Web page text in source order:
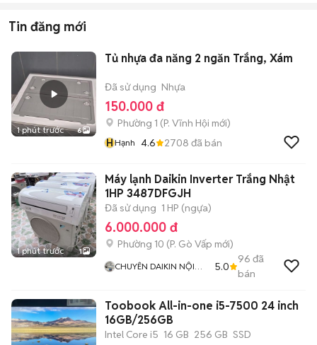
Tin đăng mới
1 phút trước 6
Tủ nhựa đa năng 2 ngăn Trắng, Xám
Đã sử dụng Nhựa
150.000 đ
Phường 1 (P. Vĩnh Hội mới)
HHạnh 4.6 2708 đã bán
1 phút trước 1
Máy lạnh Daikin Inverter Trắng Nhật
1HP 3487DFGJH
Đã sử dụng 1 HP (ngựa)
6.000.000 đ
Phường 10 (P. Gò Vấp mới)
CHUYÊN DAIKIN NỘI
5.0
96 đã
bán
Toobook All-in-one i5-7500 24 inch
16GB/256GB
Intel Core i5 16 GB 256 GB SSD